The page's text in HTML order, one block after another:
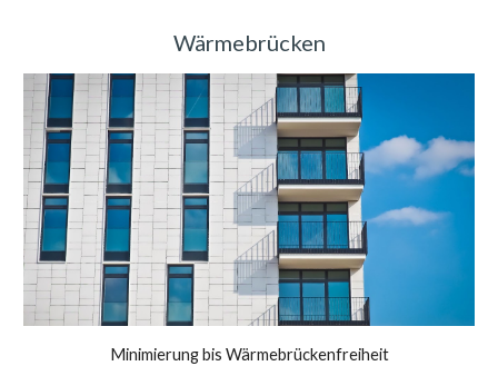
Wärmebrücken
Minimierung bis Wärmebrückenfreiheit